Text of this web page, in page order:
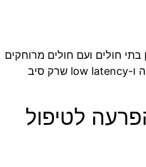
בתי חולים ועם חולים מרוחקים
— דורשים bandwidth גבוה ו-low latency שרק סיב
לטיפול